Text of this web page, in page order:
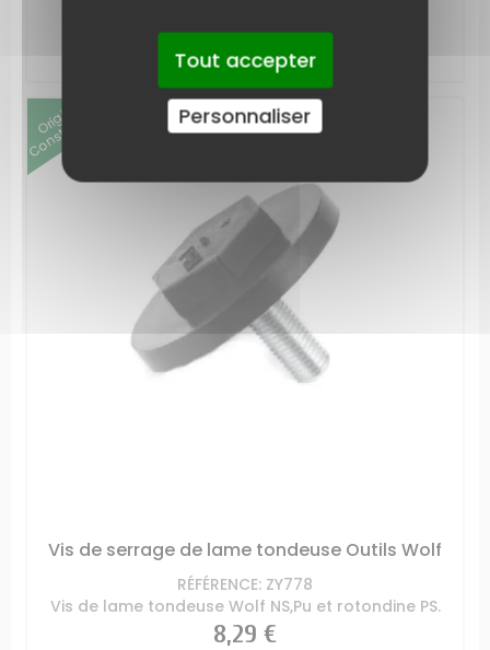
Origine
Constructeur
Vis de serrage de lame tondeuse Outils Wolf
RÉFÉRENCE: ZY778
Vis de lame tondeuse Wolf NS,Pu et rotondine PS.
Prix
8,29 €
Tout accepter
Personnaliser